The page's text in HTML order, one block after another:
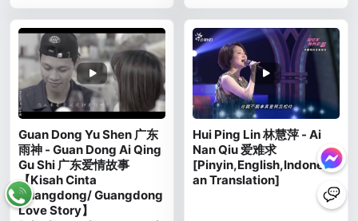
Guan Dong Yu Shen 广东
雨神 - Guan Dong Ai Qing
Gu Shi 广东爱情故事
【Kisah Cinta
Guangdong/ Guangdong
Love Story】
Hui Ping Lin 林慧萍 - Ai
Nan Qiu 爱难求
[Pinyin,English,Indonesi
an Translation]